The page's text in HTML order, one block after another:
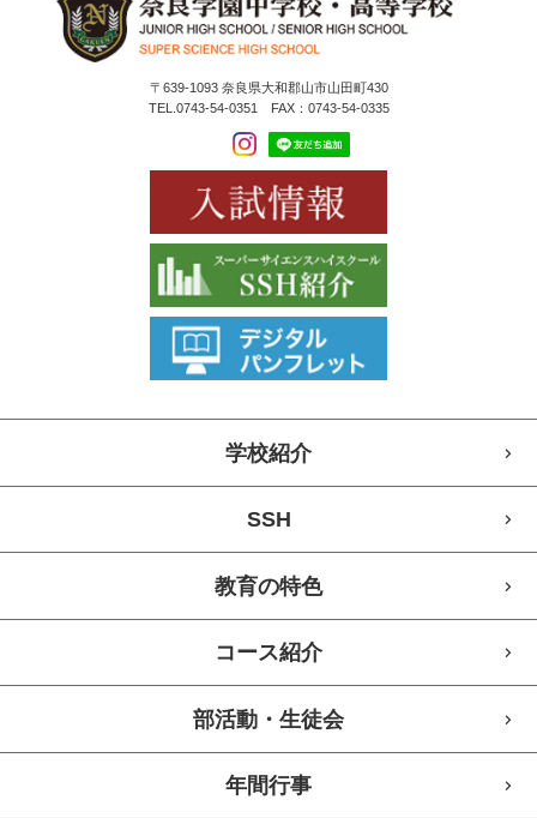
〒639-1093 奈良県大和郡山市山田町430
TEL.0743-54-0351 FAX：0743-54-0335
学校紹介
SSH
教育の特色
コース紹介
部活動・生徒会
年間行事